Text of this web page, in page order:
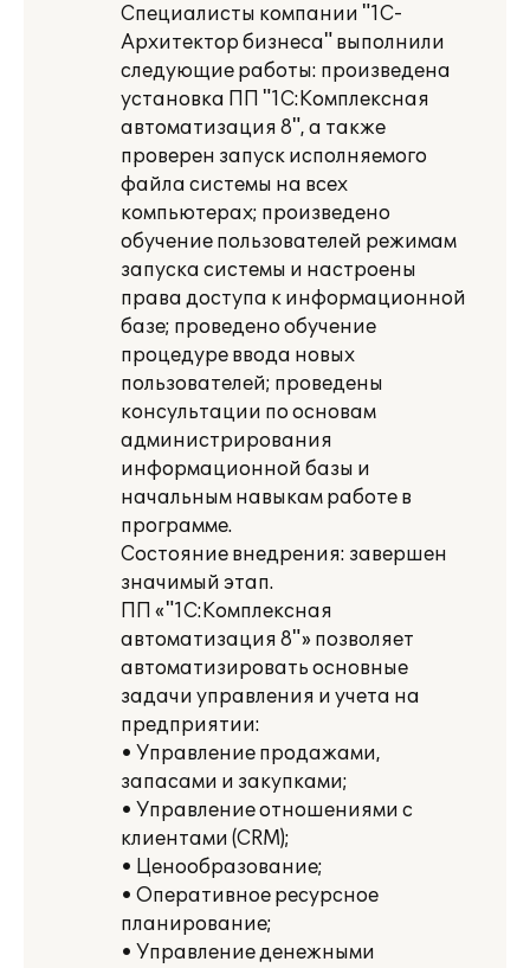
Специалисты компании "1С-
Архитектор бизнеса" выполнили
следующие работы: произведена
установка ПП "1С:Комплексная
автоматизация 8", а также
проверен запуск исполняемого
файла системы на всех
компьютерах; произведено
обучение пользователей режимам
запуска системы и настроены
права доступа к информационной
базе; проведено обучение
процедуре ввода новых
пользователей; проведены
консультации по основам
администрирования
информационной базы и
начальным навыкам работе в
программе.
Состояние внедрения: завершен
значимый этап.
ПП «"1С:Комплексная
автоматизация 8"» позволяет
автоматизировать основные
задачи управления и учета на
предприятии:
• Управление продажами,
запасами и закупками;
• Управление отношениями с
клиентами (CRM);
• Ценообразование;
• Оперативное ресурсное
планирование;
• Управление денежными